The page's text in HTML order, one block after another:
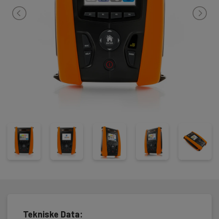
måling.
Installasjonstest:
HT GSC60 kan teste har i tillegg både type B jordfeilbrytere,
innebygde sikringstabeller og kontroll av I2t energiforbruk.
– Lavohmsmåling med 200mA – for måling på beskyttelsesleder
og utjevningforbindelser.
– Isolasjonstest 50, 100, 250, 500 og 1000V – for måling av
isolasjonsmotstand.
– Loop/sløyfe impedans fase/fase, fase/null og fase/jord, med
– Tester alle typer FI/PFI/HPFI jordfeilbrytere, type A, B, AC og
selektive, 0/180° og viser direkte
utkoblingstid, utkoblingsstrøm, Ub/berøringsspenning og
jordmotstand.
touchskjerm.
Tekniske Data: